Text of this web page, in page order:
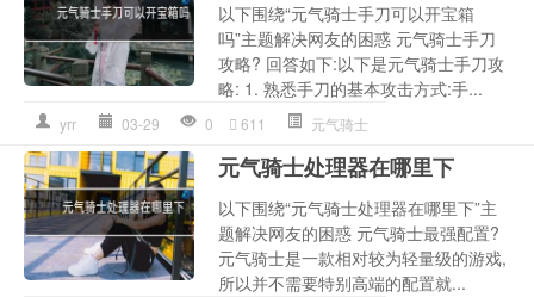
以下围绕“元气骑士手刀可以开宝箱
吗”主题解决网友的困惑 元气骑士手刀
攻略? 回答如下:以下是元气骑士手刀攻
略: 1. 熟悉手刀的基本攻击方式:手...
yrr 03-29 0 611 元气骑士
元气骑士处理器在哪里下
以下围绕“元气骑士处理器在哪里下”主
题解决网友的困惑 元气骑士最强配置?
元气骑士是一款相对较为轻量级的游戏,
所以并不需要特别高端的配置就...